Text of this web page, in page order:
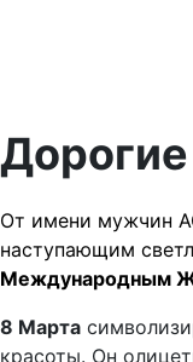
От имени мужчин
наступающим
Международным
8 Марта
красоты. Он